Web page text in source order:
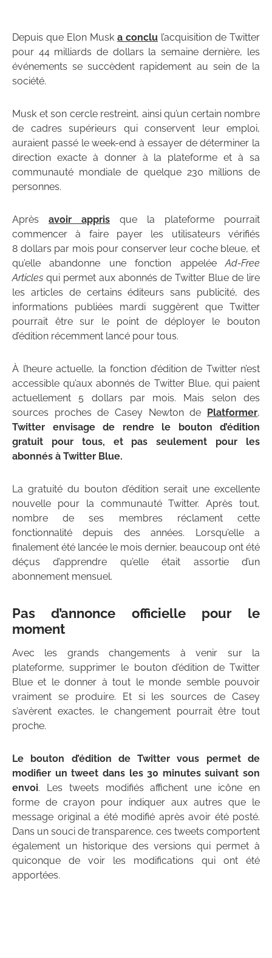
Depuis que Elon Musk a conclu l’acquisition de Twitter
pour 44 milliards de dollars la semaine dernière, les
événements se succèdent rapidement au sein de la
société.
Musk et son cercle restreint, ainsi qu’un certain nombre
de cadres supérieurs qui conservent leur emploi,
auraient passé le week-end à essayer de déterminer la
direction exacte à donner à la plateforme et à sa
communauté mondiale de quelque 230 millions de
personnes.
Après avoir appris que la plateforme pourrait
commencer à faire payer les utilisateurs vérifiés
8 dollars par mois pour conserver leur coche bleue, et
qu’elle abandonne une fonction appeléeAd-Free
Articles qui permet aux abonnés de Twitter Blue de lire
les articles de certains éditeurs sans publicité, des
informations publiées mardi suggèrent que Twitter
pourrait être sur le point de déployer le bouton
d’édition récemment lancé pour tous.
À l’heure actuelle, la fonction d’édition de Twitter n’est
accessible qu’aux abonnés de Twitter Blue, qui paient
actuellement 5 dollars par mois. Mais selon des
sources proches de Casey Newton de Platformer,
Twitter envisage de rendre le bouton d’édition
gratuit pour tous, et pas seulement pour les
abonnés à Twitter Blue.
La gratuité du bouton d’édition serait une excellente
nouvelle pour la communauté Twitter. Après tout,
nombre de ses membres réclament cette
fonctionnalité depuis des années. Lorsqu’elle a
finalement été lancée le mois dernier, beaucoup ont été
déçus d’apprendre qu’elle était assortie d’un
abonnement mensuel.
Pas d’annonce officielle pour le
moment
Avec les grands changements à venir sur la
plateforme, supprimer le bouton d’édition de Twitter
Blue et le donner à tout le monde semble pouvoir
vraiment se produire. Et si les sources de Casey
s’avèrent exactes, le changement pourrait être tout
proche.
Le bouton d’édition de Twitter vous permet de
modifier un tweet dans les 30 minutes suivant son
envoi. Les tweets modifiés affichent une icône en
forme de crayon pour indiquer aux autres que le
message original a été modifié après avoir été posté.
Dans un souci de transparence, ces tweets comportent
également un historique des versions qui permet à
quiconque de voir les modifications qui ont été
apportées.